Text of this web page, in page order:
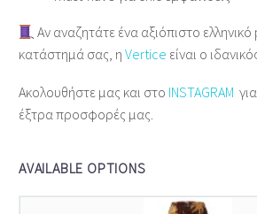
Αν αναζητάτε ένα αξιόπιστο
κατάστημά σας, η Vertice είναι ο
Ακολουθήστε μας και στο INSTAGRAM
έξτρα προσφορές μας.
AVAILABLE OPTIONS